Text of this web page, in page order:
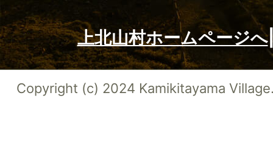
上北山村ホームページへ
Copyright (c) 2024 Kamikitayama